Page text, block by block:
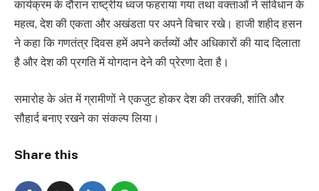
कार्यक्रम के दौरान राष्ट्रीय ध्वज फहराया गया तथा वक्ताओं ने संविधान के
महत्व, देश की एकता और अखंडता पर अपने विचार रखे। हाजी शहीद हसन
ने कहा कि गणतंत्र दिवस हमें अपने कर्तव्यों और अधिकारों की याद दिलाता
है और देश की प्रगति में योगदान देने की प्रेरणा देता है।
समारोह के अंत में ग्रामीणों ने एकजुट होकर देश की तरक्की, शांति और
सौहार्द बनाए रखने का संकल्प लिया।
Share this